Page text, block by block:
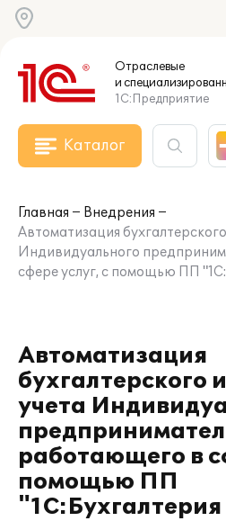
Отраслевые
и
1С:Предприятие
Каталог
Главная
Внедрения
Автоматизация
Индивидуального
сфере услуг, с помощью ПП
Автоматизация
бухгалтерского
учета
работающего в
помощью ПП